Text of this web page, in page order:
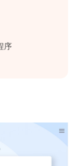
序